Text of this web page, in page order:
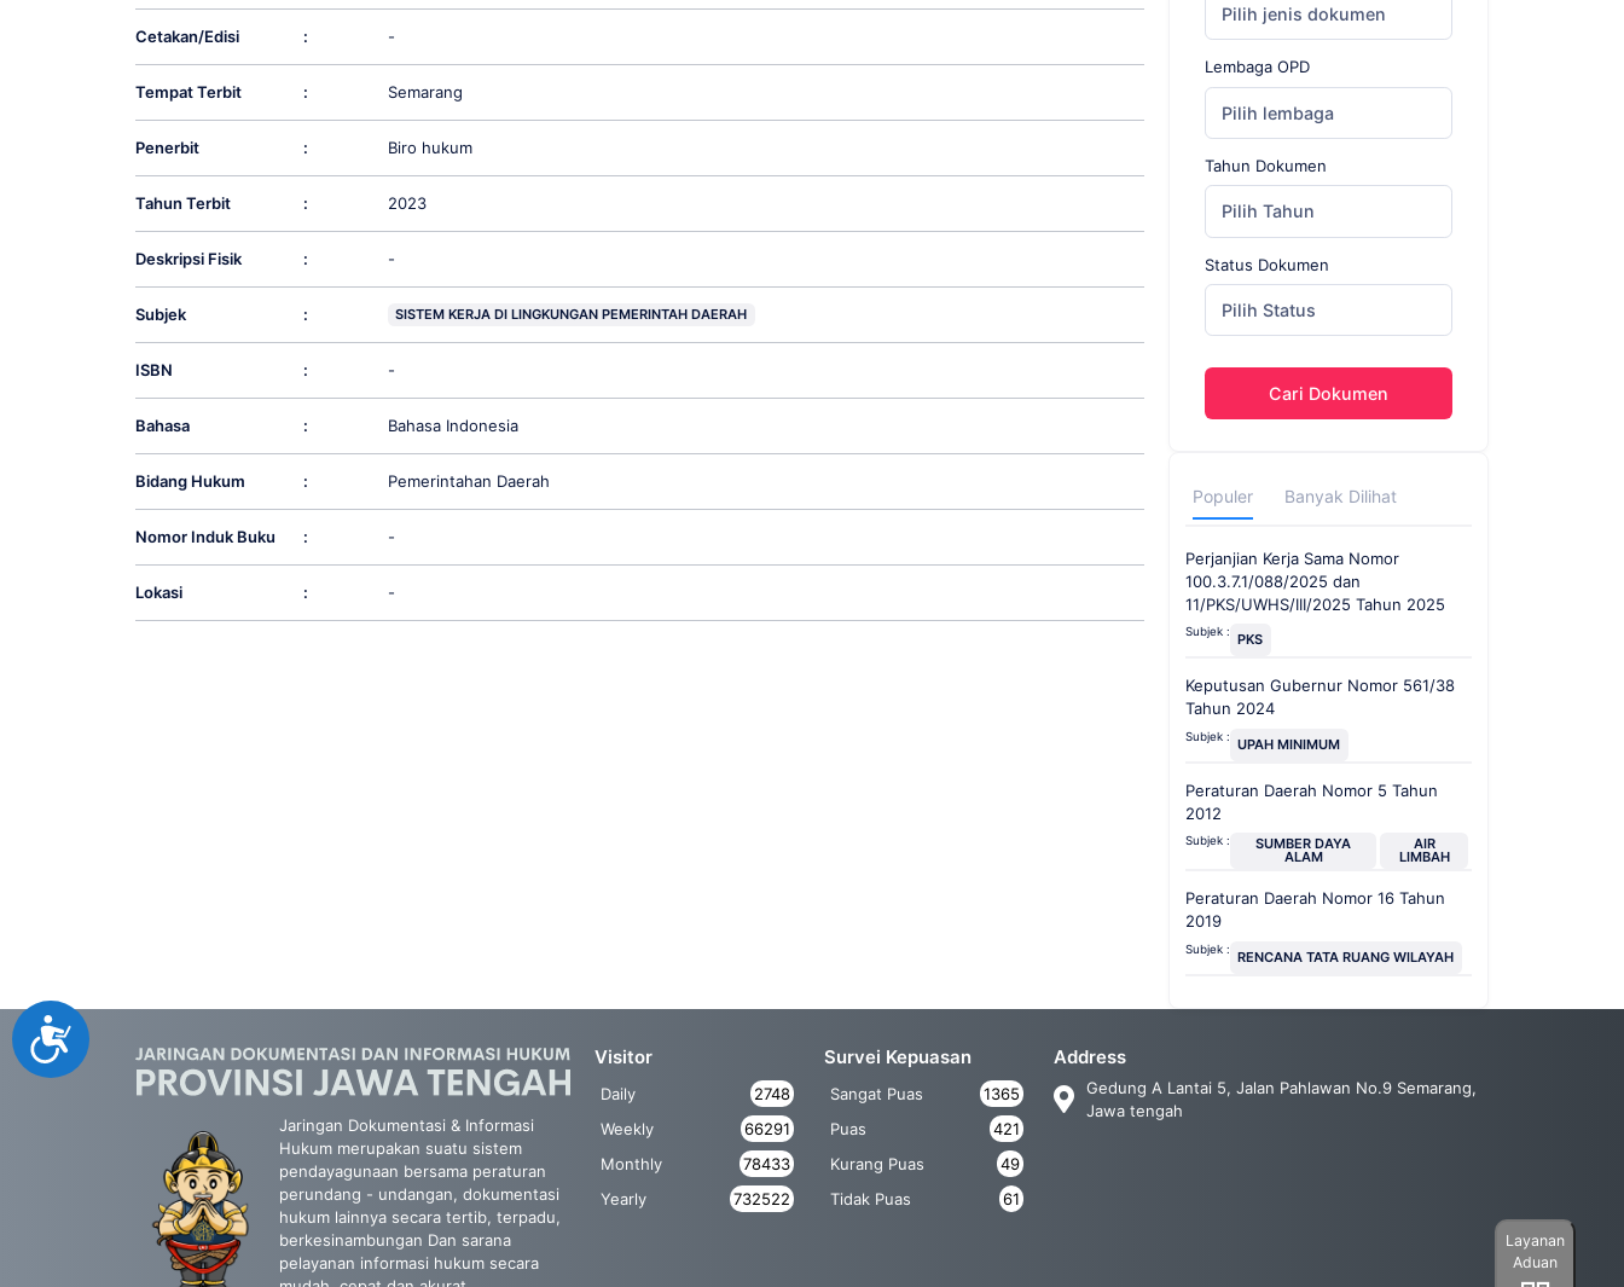
Accessibility
Cetakan/Edisi : -
Tempat Terbit : Semarang
Penerbit : Biro hukum
Tahun Terbit : 2023
Deskripsi Fisik : -
Subjek : SISTEM KERJA DI LINGKUNGAN PEMERINTAH DAERAH
ISBN : -
Bahasa : Bahasa Indonesia
Bidang Hukum : Pemerintahan Daerah
Nomor Induk Buku : -
Lokasi : -
Pilih jenis dokumen
Lembaga OPD
Pilih lembaga
Tahun Dokumen
Pilih Tahun
Status Dokumen
Pilih Status
Cari Dokumen
Populer Banyak Dilihat
Perjanjian Kerja Sama Nomor
100.3.7.1/088/2025 dan
11/PKS/UWHS/III/2025 Tahun 2025
Subjek : PKS
Keputusan Gubernur Nomor 561/38
Tahun 2024
Subjek : UPAH MINIMUM
Peraturan Daerah Nomor 5 Tahun
2012
Subjek : SUMBER DAYA
ALAM
AIR
LIMBAH
Peraturan Daerah Nomor 16 Tahun
2019
Subjek : RENCANA TATA RUANG WILAYAH
Jaringan Dokumentasi & Informasi
Hukum merupakan suatu sistem
pendayagunaan bersama peraturan
perundang - undangan, dokumentasi
hukum lainnya secara tertib, terpadu,
berkesinambungan Dan sarana
pelayanan informasi hukum secara
Visitor
Daily
2748
Weekly
66291
Monthly
78433
Yearly
732522
Survei Kepuasan
Sangat Puas
1365
Puas
421
Kurang Puas
49
Tidak Puas
61
Address
Gedung A Lantai 5, Jalan Pahlawan No.9 Semarang,
Jawa tengah
Layanan
Aduan